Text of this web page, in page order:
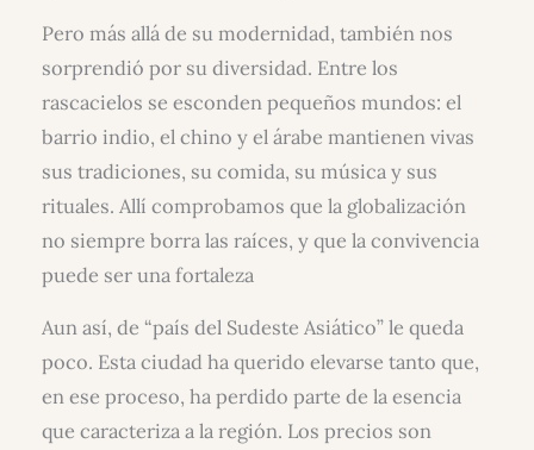
Pero más allá de su modernidad, también nos
sorprendió por su diversidad. Entre los
rascacielos se esconden pequeños mundos: el
barrio indio, el chino y el árabe mantienen vivas
sus tradiciones, su comida, su música y sus
rituales. Allí comprobamos que la globalización
no siempre borra las raíces, y que la convivencia
puede ser una fortaleza
Aun así, de “país del Sudeste Asiático” le queda
poco. Esta ciudad ha querido elevarse tanto que,
en ese proceso, ha perdido parte de la esencia
que caracteriza a la región. Los precios son